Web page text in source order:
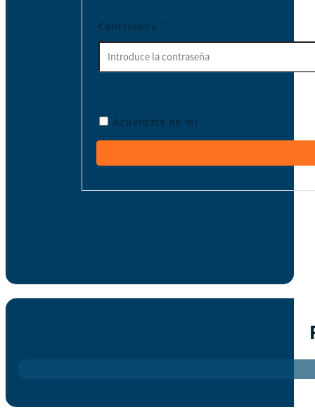
Contraseña *
Acuérdate de mí